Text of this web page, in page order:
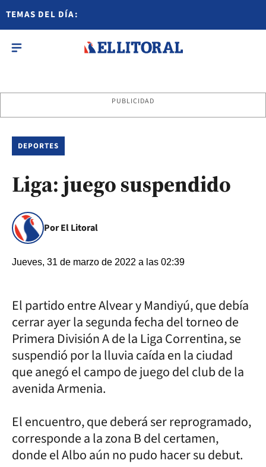
TEMAS DEL DÍA:
PUBLICIDAD
DEPORTES
Liga: juego suspendido
Por El Litoral
Jueves, 31 de marzo de 2022 a las 02:39
El partido entre Alvear y Mandiyú, que debía
cerrar ayer la segunda fecha del torneo de
Primera División A de la Liga Correntina, se
suspendió por la lluvia caída en la ciudad
que anegó el campo de juego del club de la
avenida Armenia.
El encuentro, que deberá ser reprogramado,
corresponde a la zona B del certamen,
donde el Albo aún no pudo hacer su debut.